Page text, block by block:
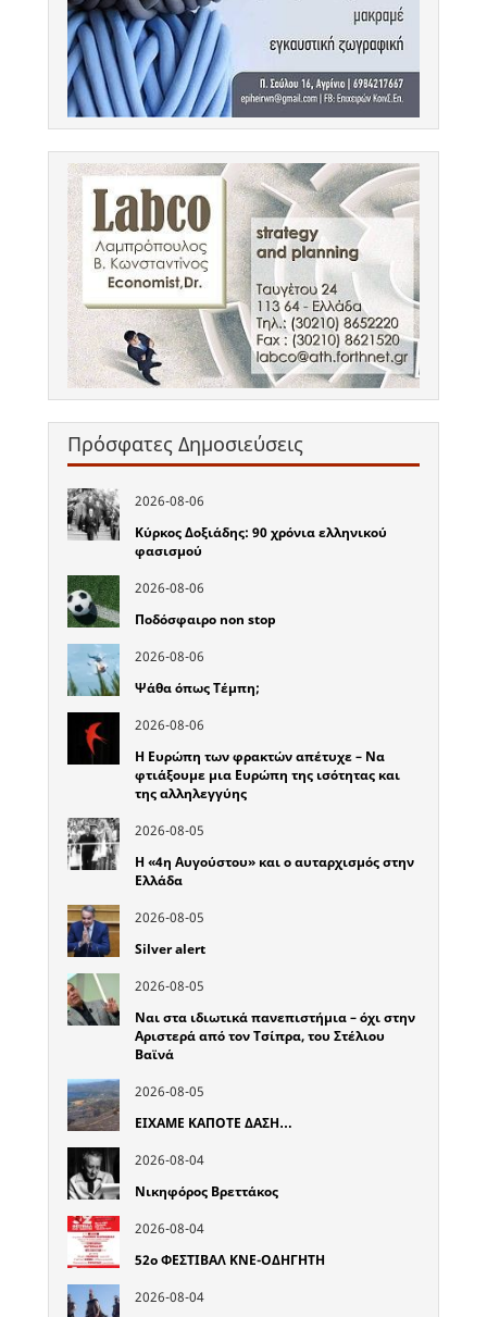
Πρόσφατες Δημοσιεύσεις
2026-08-06
Κύρκος Δοξιάδης: 90 χρόνια ελληνικού
φασισμού
2026-08-06
Ποδόσφαιρο non stop
2026-08-06
Ψάθα όπως Τέμπη;
2026-08-06
Η Ευρώπη των φρακτών απέτυχε – Να
φτιάξουμε μια Ευρώπη της ισότητας και
της αλληλεγγύης
2026-08-05
Η «4η Αυγούστου» και ο αυταρχισμός στην
Ελλάδα
2026-08-05
Silver alert
2026-08-05
Ναι στα ιδιωτικά πανεπιστήμια – όχι στην
Αριστερά από τον Τσίπρα, του Στέλιου
Βαϊνά
2026-08-05
ΕΙΧΑΜΕ ΚΑΠΟΤΕ ΔΑΣΗ…
2026-08-04
Νικηφόρος Βρεττάκος
2026-08-04
52o ΦΕΣΤΙΒΑΛ ΚΝΕ-ΟΔΗΓΗΤΗ
2026-08-04